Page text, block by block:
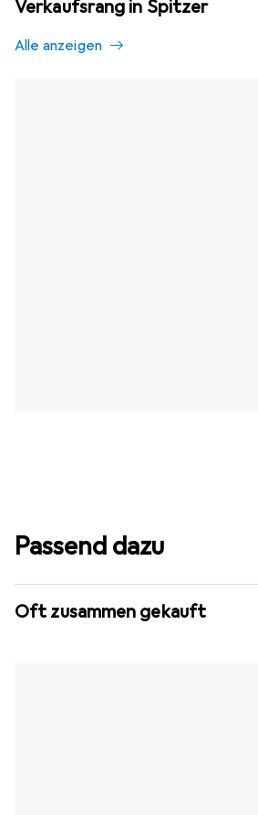
Verkaufsrang in Spitzer
Alle anzeigen
Passend dazu
Oft zusammen gekauft